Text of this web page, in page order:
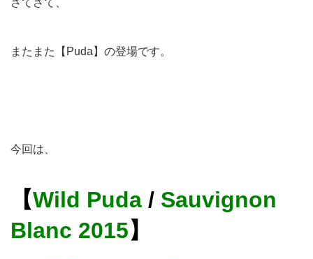
またまた【Puda】の登場です。
今回は、
【Wild Puda / Sauvignon
Blanc 2015】